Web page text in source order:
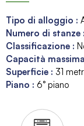
Tipo di alloggio :
Numero di stanze :
Classificazione :
Capacità massima
Superficie : 31
Piano : 6° piano